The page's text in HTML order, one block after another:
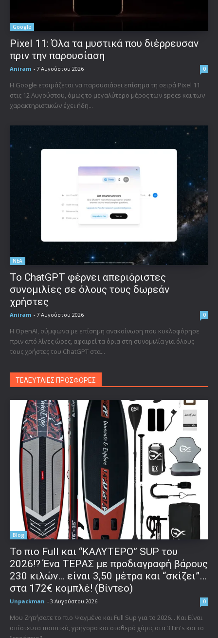
Google
Pixel 11: Όλα τα μυστικά που διέρρευσαν
πριν την παρουσίαση
Aniram - 7 Αυγούστου 2026 0
Η Google ετοιμάζεται να παρουσιάσει επίσημα τη σειρά Pixel 11
στις 12 Αυγούστου, όμως το μεγαλύτερο μέρος των specs και των
χαρακτηριστικών έχει ήδη...
ΝΕΑ
Το ChatGPT φέρνει απεριόριστες
συνομιλίες σε όλους τους δωρεάν
χρήστες
Aniram - 7 Αυγούστου 2026 0
Η OpenAI, σύμφωνα με επίσημη ανακοίνωση που κυκλοφόρησε
πριν από λίγες ώρες, αφαιρεί τα όρια στη συνομιλία για όλους
τους χρήστες του ChatGPT στα...
ΤΕΛΕΥΤΑΙΕΣ ΠΡΟΣΦΟΡΕΣ
Blog
To πιο Full και “ΚΑΛΥΤΕΡΟ” SUP του
2026!? Ένα ΤΕΡΑΣ με προδιαγραφή βάρους
230 κιλών… είναι 3,50 μέτρα και “σκίζει”…
στα 172€ κομπλέ! (Βίντεο)
Unpackman - 3 Αυγούστου 2026 0
Μου Ζητήσατε το πιο Ψαγμένο και Full Sup για το 2026... Και Είναι
απίστευτα ποιοτικό, γρήγορο και σταθερό χάρις στα 3 Fin's και το